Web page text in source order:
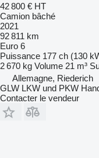
42 800 € HT
Camion bâché
2021
92 811 km
Euro 6
Puissance 177 ch (130
2 670 kg Volume 21 m³
Allemagne, Riederich
GLW LKW und PKW
Contacter le vendeur